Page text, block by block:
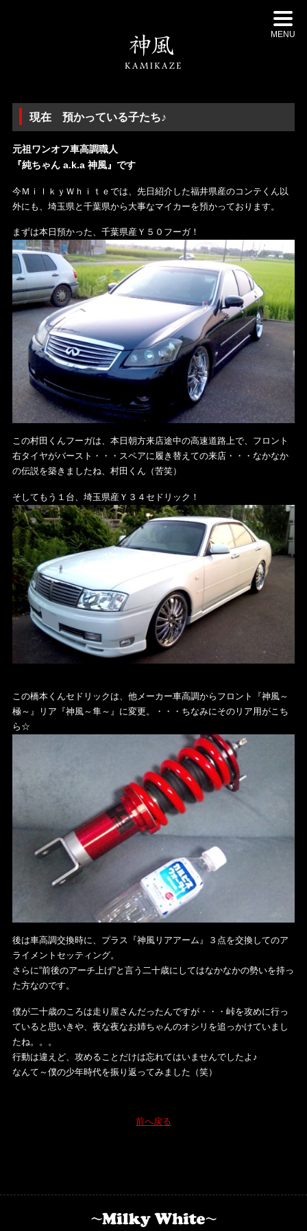
MENU
現在 預かっている子たち♪
元祖ワンオフ車高調職人
『純ちゃん a.k.a 神風』です
今ＭｉｌｋｙＷｈｉｔｅでは、先日紹介した福井県産のコンテくん以
外にも、埼玉県と千葉県から大事なマイカーを預かっております。
まずは本日預かった、千葉県産Ｙ５０フーガ！
この村田くんフーガは、本日朝方来店途中の高速道路上で、フロント
右タイヤがバースト・・・スペアに履き替えての来店・・・なかなか
の伝説を築きましたね、村田くん（苦笑）
そしてもう１台、埼玉県産Ｙ３４セドリック！
この橋本くんセドリックは、他メーカー車高調からフロント『神風～
極～』リア『神風～隼～』に変更。・・・ちなみにそのリア用がこち
ら☆
後は車高調交換時に、プラス『神風リアアーム』３点を交換してのア
ライメントセッティング。
さらに“前後のアーチ上げ”と言う二十歳にしてはなかなかの勢いを持っ
た方なのです。
僕が二十歳のころは走り屋さんだったんですが・・・峠を攻めに行っ
ていると思いきや、夜な夜なお姉ちゃんのオシリを追っかけていまし
たね。。。
行動は違えど、攻めることだけは忘れてはいませんでしたよ♪
なんて～僕の少年時代を振り返ってみました（笑）
前へ戻る